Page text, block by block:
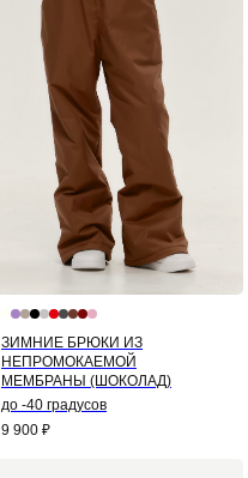
ЗИМНИЕ БРЮКИ ИЗ
НЕПРОМОКАЕМОЙ
МЕМБРАНЫ (ШОКОЛАД)
до -40 градусов
9 900 ₽